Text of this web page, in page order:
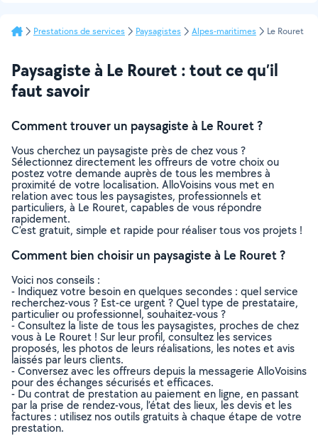
Prestations de services Paysagistes Alpes-maritimes Le Rouret
Paysagiste à Le Rouret : tout ce qu’il
faut savoir
Comment trouver un paysagiste à Le Rouret ?
Vous cherchez un paysagiste près de chez vous ?
Sélectionnez directement les offreurs de votre choix ou
postez votre demande auprès de tous les membres à
proximité de votre localisation. AlloVoisins vous met en
relation avec tous les paysagistes, professionnels et
particuliers, à Le Rouret, capables de vous répondre
rapidement.
C’est gratuit, simple et rapide pour réaliser tous vos projets !
Comment bien choisir un paysagiste à Le Rouret ?
Voici nos conseils :
- Indiquez votre besoin en quelques secondes : quel service
recherchez-vous ? Est-ce urgent ? Quel type de prestataire,
particulier ou professionnel, souhaitez-vous ?
- Consultez la liste de tous les paysagistes, proches de chez
vous à Le Rouret ! Sur leur profil, consultez les services
proposés, les photos de leurs réalisations, les notes et avis
laissés par leurs clients.
- Conversez avec les offreurs depuis la messagerie AlloVoisins
pour des échanges sécurisés et efficaces.
- Du contrat de prestation au paiement en ligne, en passant
par la prise de rendez-vous, l’état des lieux, les devis et les
factures : utilisez nos outils gratuits à chaque étape de votre
prestation.